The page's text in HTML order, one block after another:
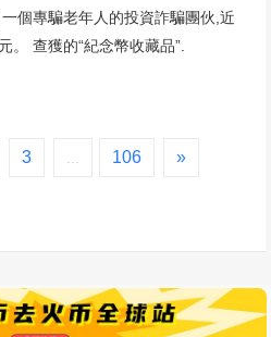
個專騙老年人的投資詐騙團伙,近
。 查獲的“紀念幣收藏品”.
3 106 »